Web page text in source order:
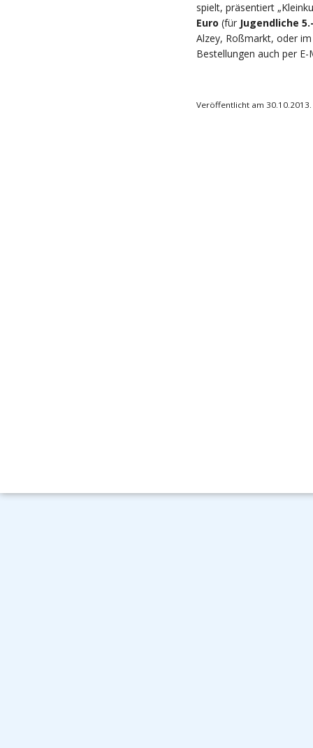
spielt, präsentiert
Euro (für Jugendliche
Alzey, Roßmarkt, oder
Bestellungen auch per
Veröffentlicht am 30.10.2013.